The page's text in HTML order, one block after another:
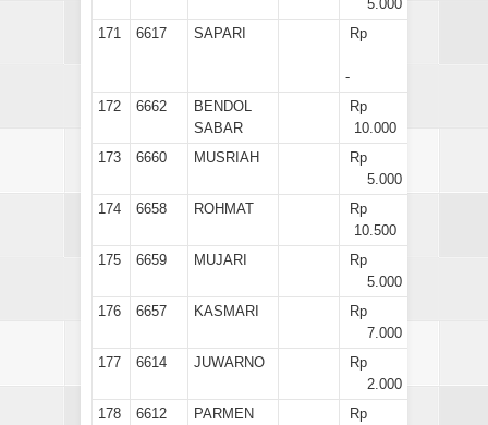
5.000
171
6617 SAPARI Rp
-
172
6662
BENDOL
SABAR
Rp
10.000
173
6660 MUSRIAH
Rp
5.000
174
6658 ROHMAT
Rp
10.500
175
6659 MUJARI
Rp
5.000
176
6657 KASMARI
Rp
7.000
177
6614 JUWARNO
Rp
2.000
178
6612 PARMEN
Rp